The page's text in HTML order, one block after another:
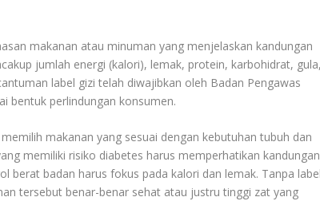
makanan atau minuman yang menjelaskan kandungan
jumlah energi (kalori), lemak, protein, karbohidrat,
label gizi telah diwajibkan oleh Badan Pengawas
bentuk perlindungan konsumen.
makanan yang sesuai dengan kebutuhan tubuh dan
memiliki risiko diabetes harus memperhatikan kandungan
berat badan harus fokus pada kalori dan lemak. Tanpa
tersebut benar-benar sehat atau justru tinggi zat yang